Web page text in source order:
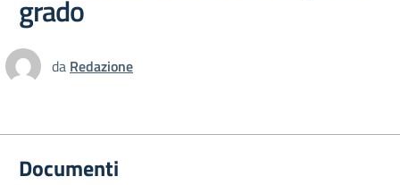
grado
da Redazione
Documenti